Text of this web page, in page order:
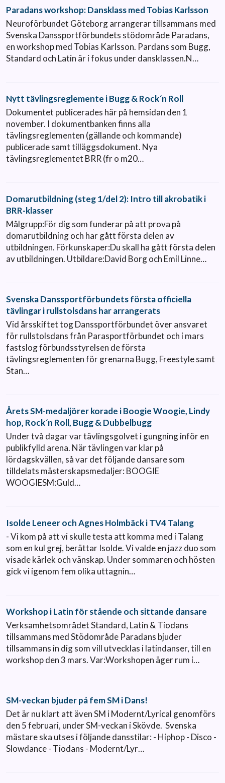
Paradans workshop: Dansklass med Tobias Karlsson
Neuroförbundet Göteborg arrangerar tillsammans med
Svenska Danssportförbundets stödområde Paradans,
en workshop med Tobias Karlsson. Pardans som Bugg,
Standard och Latin är i fokus under dansklassen.N…
Nytt tävlingsreglemente i Bugg & Rock´n Roll
Dokumentet publicerades här på hemsidan den 1
november. I dokumentbanken finns alla
tävlingsreglementen (gällande och kommande)
publicerade samt tilläggsdokument. Nya
tävlingsreglementet BRR (fr o m20…
Domarutbildning (steg 1/del 2): Intro till akrobatik i
BRR-klasser
Målgrupp:För dig som funderar på att prova på
domarutbildning och har gått första delen av
utbildningen. Förkunskaper:Du skall ha gått första delen
av utbildningen. Utbildare:David Borg och Emil Linne…
Svenska Danssportförbundets första officiella
tävlingar i rullstolsdans har arrangerats
Vid årsskiftet tog Danssportförbundet över ansvaret
för rullstolsdans från Parasportförbundet och i mars
fastslog förbundsstyrelsen de första
tävlingsreglementen för grenarna Bugg, Freestyle samt
Stan…
Årets SM-medaljörer korade i Boogie Woogie, Lindy
hop, Rock´n Roll, Bugg & Dubbelbugg
Under två dagar var tävlingsgolvet i gungning inför en
publikfylld arena. När tävlingen var klar på
lördagskvällen, så var det följande dansare som
tilldelats mästerskapsmedaljer: BOOGIE
WOOGIESM:Guld…
Isolde Leneer och Agnes Holmbäck i TV4 Talang
- Vi kom på att vi skulle testa att komma med i Talang
som en kul grej, berättar Isolde. Vi valde en jazz duo som
visade kärlek och vänskap. Under sommaren och hösten
gick vi igenom fem olika uttagnin…
Workshop i Latin för stående och sittande dansare
Verksamhetsområdet Standard, Latin & Tiodans
tillsammans med Stödområde Paradans bjuder
tillsammans in dig som vill utvecklas i latindanser, till en
workshop den 3 mars. Var:Workshopen äger rum i…
SM-veckan bjuder på fem SM i Dans!
Det är nu klart att även SM i Modernt/Lyrical genomförs
den 5 februari, under SM-veckan i Skövde. Svenska
mästare ska utses i följande dansstilar: - Hiphop - Disco -
Slowdance - Tiodans - Modernt/Lyr…